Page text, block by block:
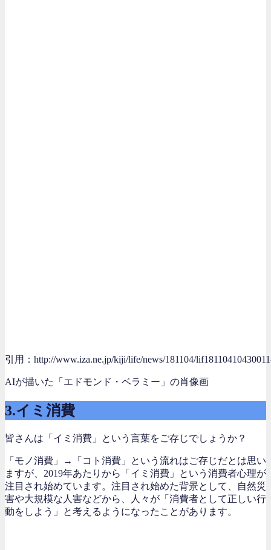
引用：http://www.iza.ne.jp/kiji/life/news/181104/
AIが描いた「エドモンド・ベラミー」の肖像画
3.イミ消費
皆さんは「イミ消費」という言葉をご存じでしょうか？
「モノ消費」→「コト消費」という流れはご存じだとは思い
ますが、2019年あたりから「イミ消費」という消費者心理が
注目され始めています。注目され始めた背景として、自然災
害や大規模な人害などから、人々が「消費者として正しい行
動をしよう」と考えるようになったことがあります。